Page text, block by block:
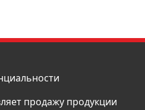
продажу продукции